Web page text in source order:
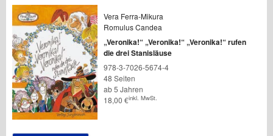
Vera Ferra-Mikura
Romulus Candea
„Veronika!“ „Veronika!“ „Veronika!“ rufen
die drei Stanisläuse
978-3-7026-5674-4
48 Seiten
ab 5 Jahren
18,00 €inkl. MwSt.